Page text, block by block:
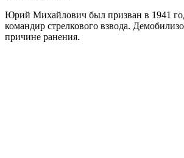
Юрий Михайлович был призван в 1941
командир стрелкового взвода.
причине ранения.